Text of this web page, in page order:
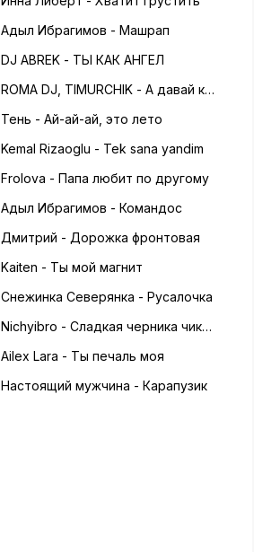
Адыл Ибрагимов - Машрап
DJ ABREK - ТЫ КАК АНГЕЛ
ROMA DJ, TIMURCHIK - А давай кружитись в танці
Тень - Ай-ай-ай, это лето
Kemal Rizaoglu - Tek sana yandim
Frolova - Папа любит по другому
Адыл Ибрагимов - Командос
Дмитрий - Дорожка фронтовая
Kaiten - Ты мой магнит
Снежинка Северянка - Русалочка
Nichyibro - Сладкая черника чика чика
Ailex Lara - Ты печаль моя
Настоящий мужчина - Карапузик